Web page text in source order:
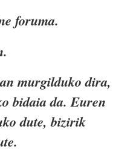
foruma.
murgilduko dira,
bidaia da. Euren
dute, bizirik